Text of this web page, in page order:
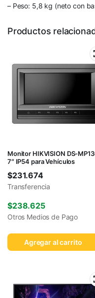
– Peso: 5,8 kg (neto con
Productos
Monitor HIKVISION DS-
7″ IP54 para Vehículos
$231.674
Transferencia
$238.625
Otros Medios de Pago
Agregar al carrito